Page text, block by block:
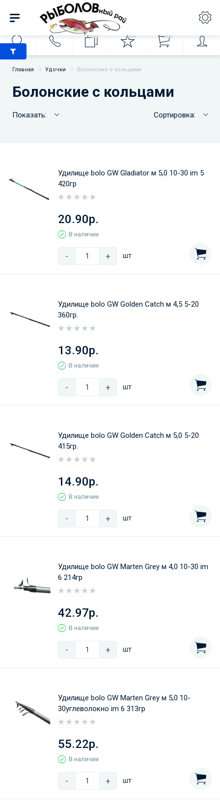
Главная Удочки Болонские с кольцами
Болонские с кольцами
Показать: Сортировка:
Удилище bolo GW Gladiator м 5,0 10-30 im 5
420гр
20.90р.
В наличии
- + шт
Удилище bolo GW Golden Catch м 4,5 5-20
360гр.
13.90р.
В наличии
- + шт
Удилище bolo GW Golden Catch м 5,0 5-20
415гр.
14.90р.
В наличии
- + шт
Удилище bolo GW Marten Grey м 4,0 10-30 im
6 214гр
42.97р.
В наличии
- + шт
Удилище bolo GW Marten Grey м 5,0 10-
30углеволокно im 6 313гр
55.22р.
В наличии
- + шт